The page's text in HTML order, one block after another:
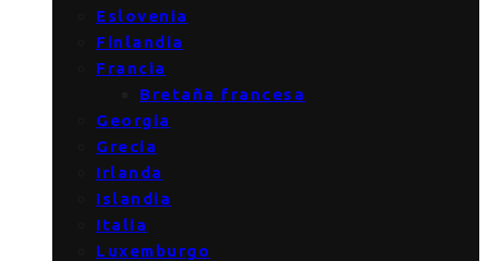
Eslovenia
Finlandia
Francia
Bretaña francesa
Georgia
Grecia
Irlanda
Islandia
Italia
Luxemburgo